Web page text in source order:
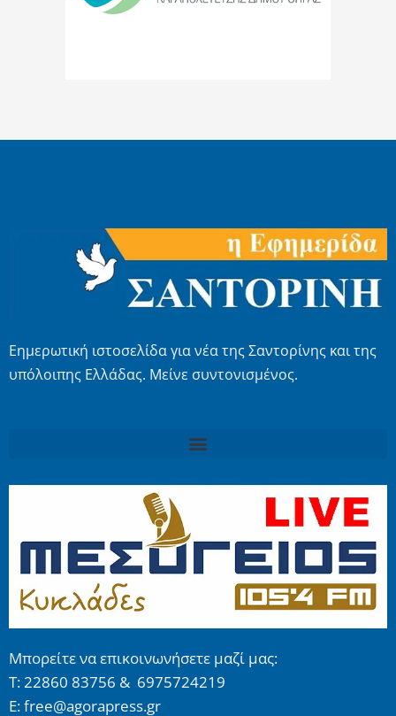
Εημερωτική ιστοσελίδα για νέα της Σαντορίνης και της
υπόλοιπης Ελλάδας. Μείνε συντονισμένος.
Μπορείτε να επικοινωνήσετε μαζί μας:
Τ: 22860 83756 & 6975724219
E: free@agorapress.gr